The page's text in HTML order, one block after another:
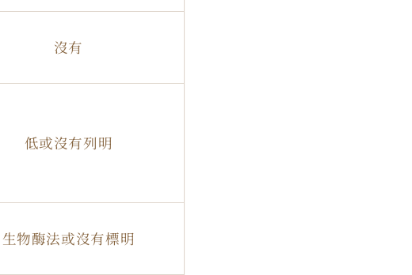
沒有
低或沒有列明
生物酶法或沒有標明